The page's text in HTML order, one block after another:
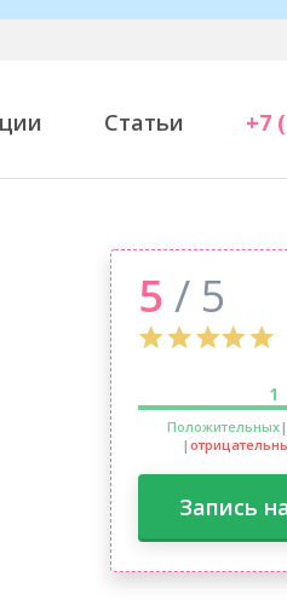
Статьи +7
5 / 5
1
Положительных
|
Запись